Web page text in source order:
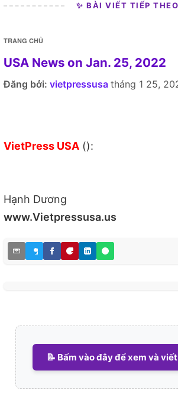
✨ BÀI VIẾT TIẾP THEO
TRANG CHỦ
USA News on Jan. 25, 2022
Đăng bởi: vietpressusa tháng 1 25,
VietPress USA ():
Hạnh Dương
www.Vietpressusa.us
📝 Bấm vào đây để xem và